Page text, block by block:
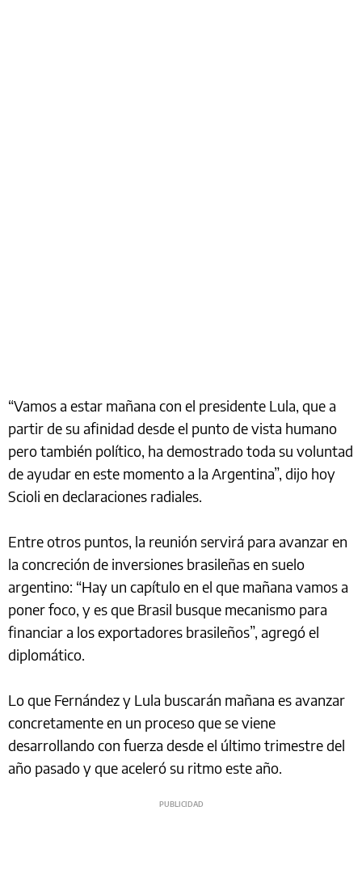
“Vamos a estar mañana con el presidente Lula, que a
partir de su afinidad desde el punto de vista humano
pero también político, ha demostrado toda su voluntad
de ayudar en este momento a la Argentina”, dijo hoy
Scioli en declaraciones radiales.
Entre otros puntos, la reunión servirá para avanzar en
la concreción de inversiones brasileñas en suelo
argentino: “Hay un capítulo en el que mañana vamos a
poner foco, y es que Brasil busque mecanismo para
financiar a los exportadores brasileños”, agregó el
diplomático.
Lo que Fernández y Lula buscarán mañana es avanzar
concretamente en un proceso que se viene
desarrollando con fuerza desde el último trimestre del
año pasado y que aceleró su ritmo este año.